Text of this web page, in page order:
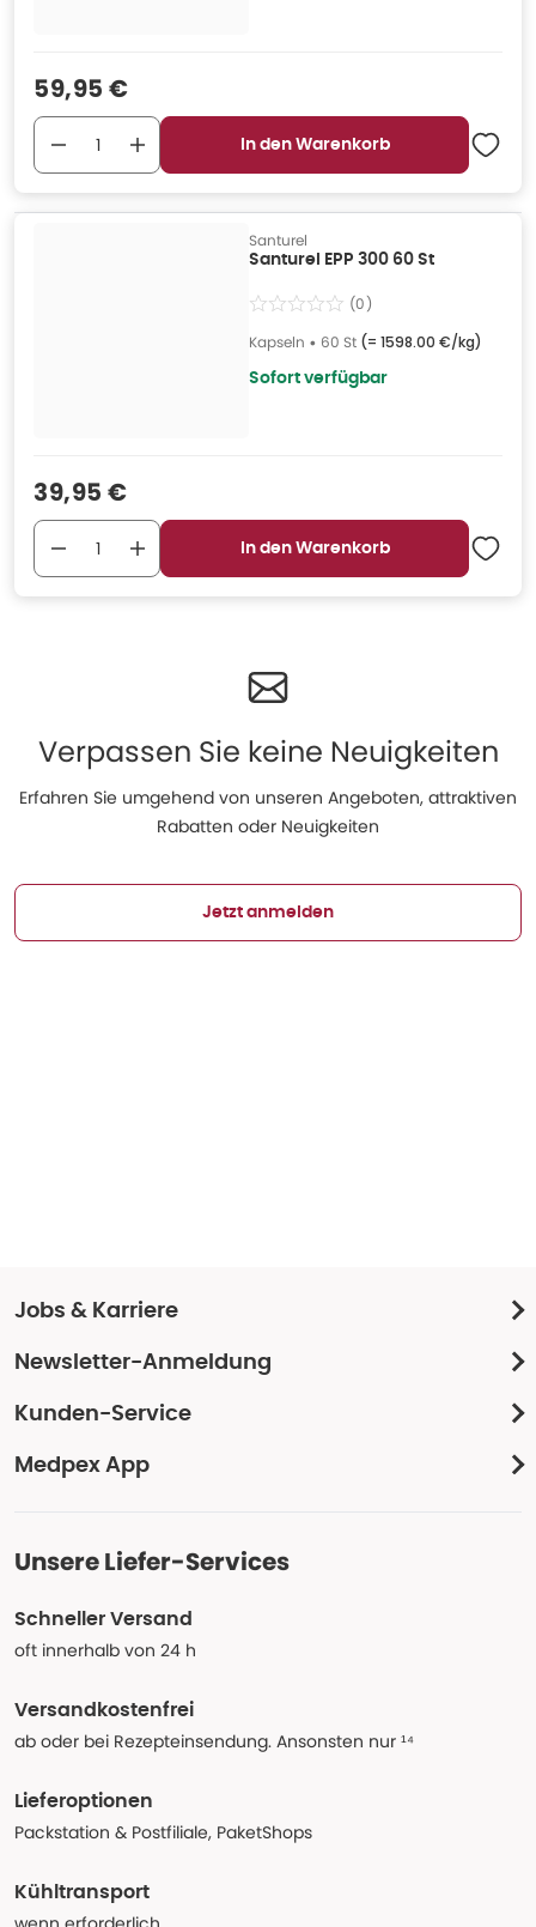
Verkaufspreis
59,95 €
In den Warenkorb
Santurel
Santurel EPP 300 60 St
(0)
Kapseln • 60 St (= 1598.00 €/kg)
Sofort verfügbar
Verkaufspreis
39,95 €
In den Warenkorb
Verpassen Sie keine Neuigkeiten
Erfahren Sie umgehend von unseren Angeboten, attraktiven
Rabatten oder Neuigkeiten
Jetzt anmelden
Jobs & Karriere
Newsletter-Anmeldung
Kunden-Service
Medpex App
Unsere Liefer-Services
Schneller Versand
oft innerhalb von 24 h
Versandkostenfrei
ab oder bei Rezepteinsendung. Ansonsten nur ¹⁴
Lieferoptionen
Packstation & Postfiliale, PaketShops
Kühltransport